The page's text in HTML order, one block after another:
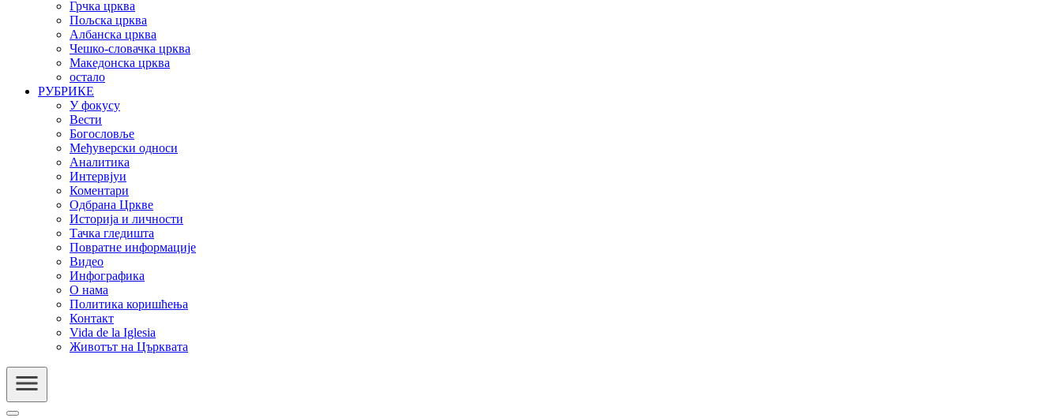
Грчка црква
Пољска црква
Албанска црква
Чешко-словачка црква
Македонска црква
остало
РУБРИКЕ
У фокусу
Вести
Богословље
Међуверски односи
Аналитика
Интервјуи
Коментари
Одбрана Цркве
Историја и личности
Тачка гледишта
Повратне информације
Видео
Инфографика
О нама
Политика коришћења
Контакт
Vida de la Iglesia
Животът на Църквата